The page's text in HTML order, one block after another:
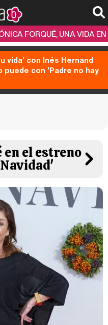
FORQUÉ, UNA VIDA
vida' con Inés Hernand
con 'Padre no hay
en el estreno